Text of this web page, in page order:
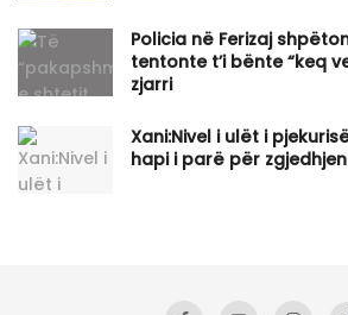
Policia në Ferizaj
tentonte t’i bënte “keq
zjarri
Xani:Nivel i ulët i
hapi i parë për